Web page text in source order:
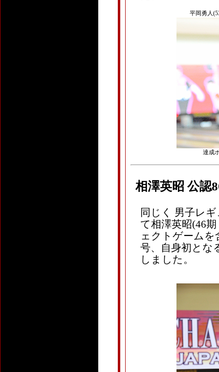
平岡勇人
達成
相澤英昭 公認
同じく 男子レ
て相澤英昭(46
ェクトゲームを
号、自身初とな
しました。